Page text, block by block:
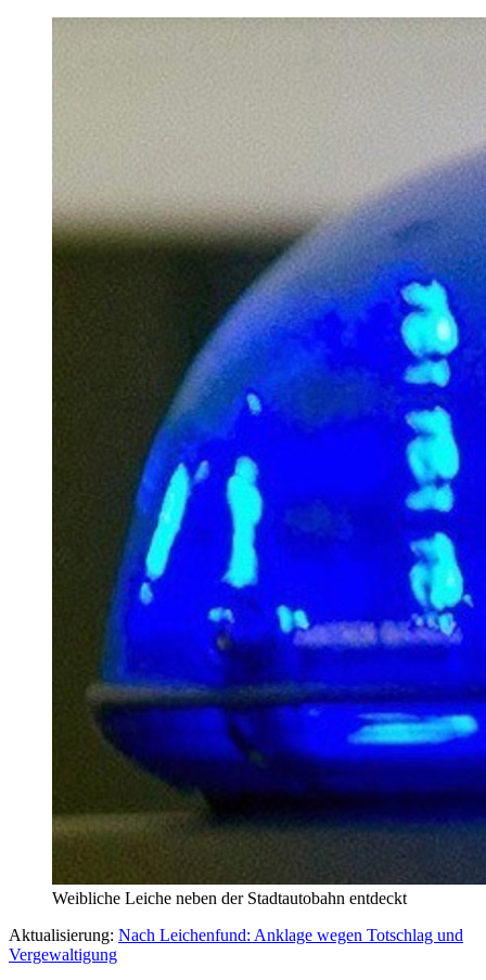
Weibliche Leiche neben der Stadtautobahn entdeckt
Aktualisierung: Nach Leichenfund: Anklage wegen Totschlag und
Vergewaltigung